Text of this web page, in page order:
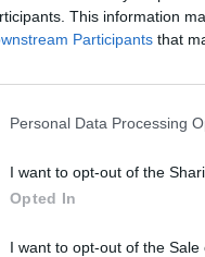
This information
Participants that
Personal Data Processing
I want to opt-out of the
Opted In
I want to opt-out of the Sale
llegar de Zamora
a Valencia